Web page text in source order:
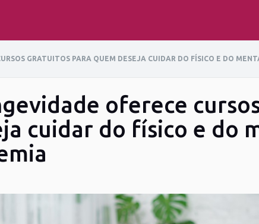
GRATUITOS PARA QUEM DESEJA CUIDAR DO FÍSICO E DO
oferece
cuidar do físico e do